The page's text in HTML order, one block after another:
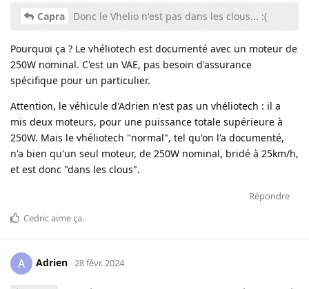
Capra Donc le Vhelio n'est pas dans les clous... :(
Pourquoi ça ? Le vhéliotech est documenté avec un moteur de
250W nominal. C'est un VAE, pas besoin d'assurance
spécifique pour un particulier.
Attention, le véhicule d'Adrien n'est pas un vhéliotech : il a
mis deux moteurs, pour une puissance totale supérieure à
250W. Mais le vhéliotech "normal", tel qu'on l'a documenté,
n'a bien qu'un seul moteur, de 250W nominal, bridé à 25km/h,
et est donc "dans les clous".
Répondre
Cedricaime ça.
A Adrien 28 févr. 2024